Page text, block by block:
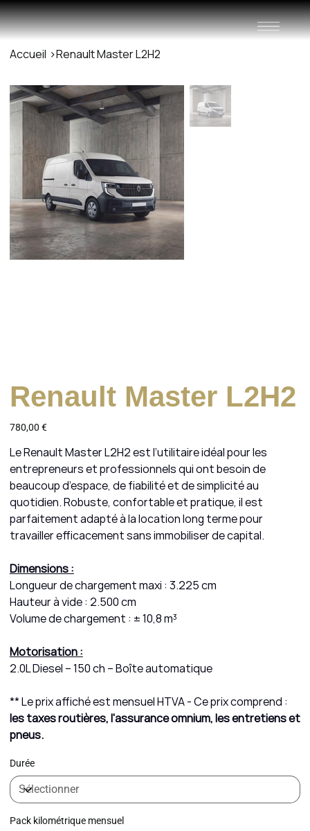
Accueil >Renault Master L2H2
Renault Master L2H2
Prix
780,00 €
Le Renault Master L2H2 est l’utilitaire idéal pour les
entrepreneurs et professionnels qui ont besoin de
beaucoup d’espace, de fiabilité et de simplicité au
quotidien. Robuste, confortable et pratique, il est
parfaitement adapté à la location long terme pour
travailler efficacement sans immobiliser de capital.
Dimensions :
Longueur de chargement maxi : 3.225 cm
Hauteur à vide : 2.500 cm
Volume de chargement : ± 10,8 m³
Motorisation :
2.0L Diesel – 150 ch – Boîte automatique
** Le prix affiché est mensuel HTVA - Ce prix comprend :
les taxes routières, l'assurance omnium, les entretiens et
pneus.
Durée
Pack kilométrique mensuel